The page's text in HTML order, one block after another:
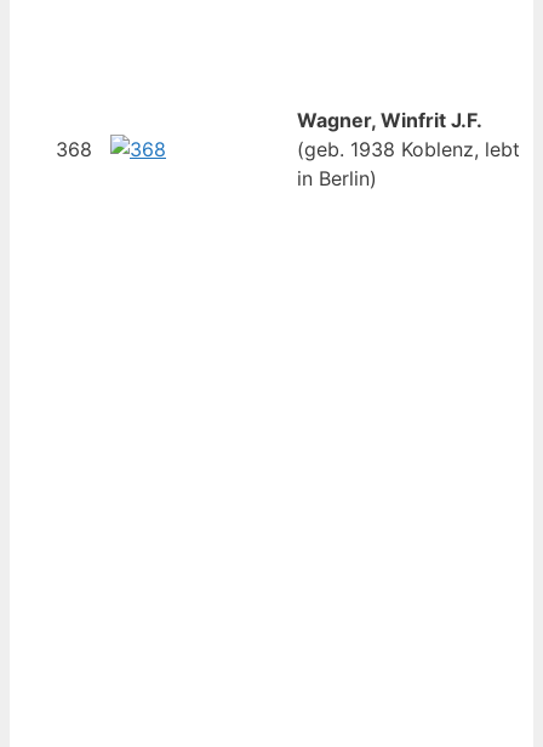
368
Wagner, Winfrit J.F.
(geb. 1938 Koblenz, lebt
in Berlin)